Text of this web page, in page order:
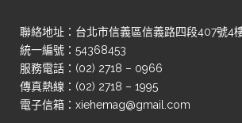
聯絡地址：台北市信義區信義路四段407號4
統一編號：54368453
服務電話：(02) 2718 – 0966
傳真熱線：(02) 2718 – 1995
電子信箱：xiehemag@gmail.com